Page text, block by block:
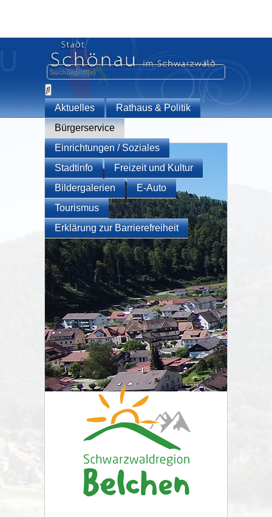
Aktuelles
Rathaus & Politik
Bürgerservice
Einrichtungen / Soziales
Stadtinfo
Freizeit und Kultur
Bildergalerien
E-Auto
Tourismus
Erklärung zur Barrierefreiheit